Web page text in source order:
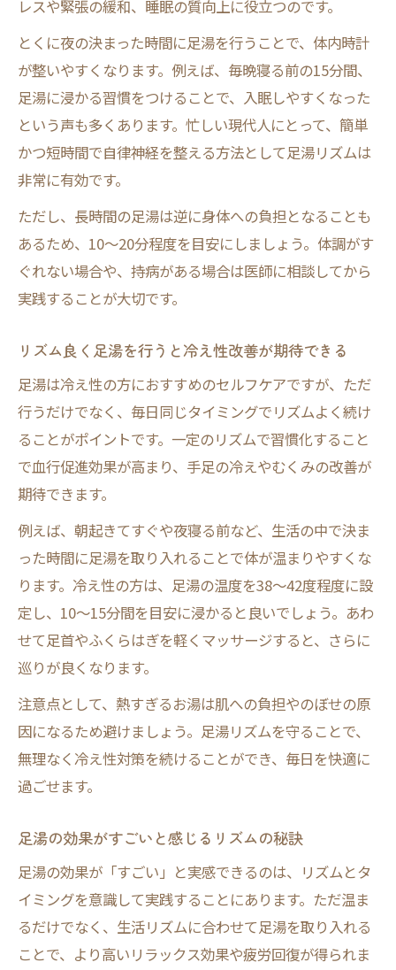
レスや緊張の緩和、睡眠の質向上に役立つのです。
とくに夜の決まった時間に足湯を行うことで、体内時計
が整いやすくなります。例えば、毎晩寝る前の15分間、
足湯に浸かる習慣をつけることで、入眠しやすくなった
という声も多くあります。忙しい現代人にとって、簡単
かつ短時間で自律神経を整える方法として足湯リズムは
非常に有効です。
ただし、長時間の足湯は逆に身体への負担となることも
あるため、10～20分程度を目安にしましょう。体調がす
ぐれない場合や、持病がある場合は医師に相談してから
実践することが大切です。
リズム良く足湯を行うと冷え性改善が期待できる
足湯は冷え性の方におすすめのセルフケアですが、ただ
行うだけでなく、毎日同じタイミングでリズムよく続け
ることがポイントです。一定のリズムで習慣化すること
で血行促進効果が高まり、手足の冷えやむくみの改善が
期待できます。
例えば、朝起きてすぐや夜寝る前など、生活の中で決ま
った時間に足湯を取り入れることで体が温まりやすくな
ります。冷え性の方は、足湯の温度を38～42度程度に設
定し、10～15分間を目安に浸かると良いでしょう。あわ
せて足首やふくらはぎを軽くマッサージすると、さらに
巡りが良くなります。
注意点として、熱すぎるお湯は肌への負担やのぼせの原
因になるため避けましょう。足湯リズムを守ることで、
無理なく冷え性対策を続けることができ、毎日を快適に
過ごせます。
足湯の効果がすごいと感じるリズムの秘訣
足湯の効果が「すごい」と実感できるのは、リズムとタ
イミングを意識して実践することにあります。ただ温ま
るだけでなく、生活リズムに合わせて足湯を取り入れる
ことで、より高いリラックス効果や疲労回復が得られま